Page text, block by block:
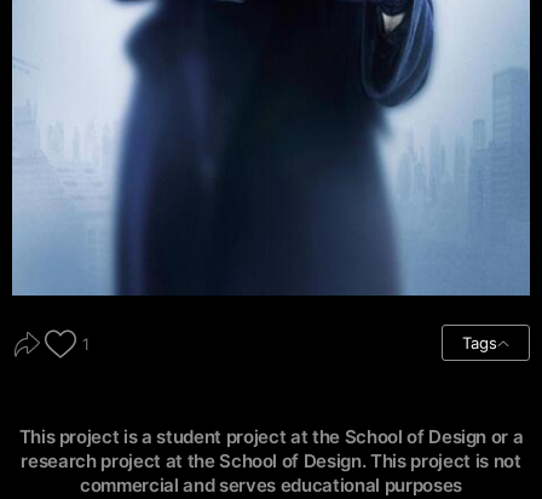
1 Tags
This project is a student project at the School of Design or a
research project at the School of Design. This project is not
commercial and serves educational purposes